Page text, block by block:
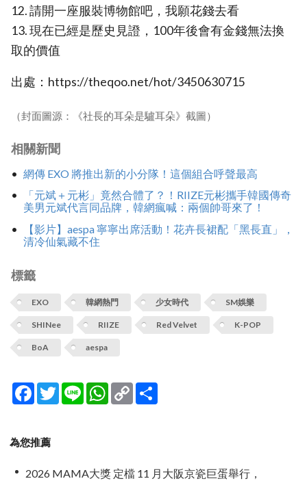
12. 請開一座服裝博物館吧，我願花錢去看
13. 現在已經是歷史見證，100年後會有金錢無法換
取的價值
出處：https://theqoo.net/hot/3450630715
（封面圖源：《社長的耳朵是驢耳朵》截圖）
相關新聞
網傳 EXO 將推出新的小分隊！這個組合呼聲最高
「元斌＋元彬」竟然合體了？！RIIZE元彬攜手韓國傳奇
美男元斌代言同品牌，韓網瘋喊：兩個帥哥來了！
【影片】aespa 寧寧出席活動！花卉長裙配「黑長直」，
清冷仙氣藏不住
標籤
EXO 韓網熱門 ‍少女時代 SM娛樂
SHINee RIIZE Red Velvet K-POP
BoA aespa
Facebook
TwitterLine WhatsApp
Copy
Link
為您推薦
2026 MAMA大獎 定檔 11 月大阪京瓷巨蛋舉行，